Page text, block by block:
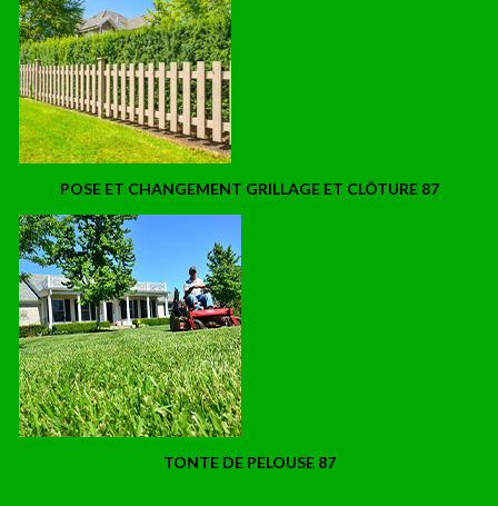
POSE ET CHANGEMENT GRILLAGE ET CLÔTURE 87
TONTE DE PELOUSE 87